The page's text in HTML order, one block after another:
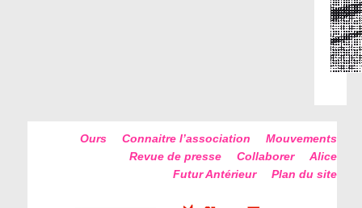
Ours Connaitre l’association
Mouvements
Revue de presse
Collaborer
Alice
Futur Antérieur
Plan du site